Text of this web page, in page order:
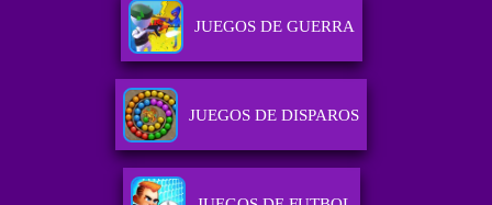
JUEGOS DE GUERRA
JUEGOS DE DISPAROS